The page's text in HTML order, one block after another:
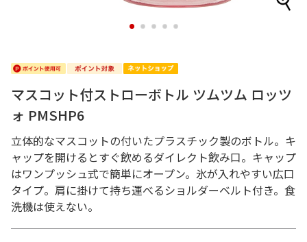
1 2 3 4 5
マスコット付ストローボトル ツムツム ロッツ
ォ PMSHP6
立体的なマスコットの付いたプラスチック製のボトル。キ
ャップを開けるとすぐ飲めるダイレクト飲み口。キャップ
はワンプッシュ式で簡単にオープン。氷が入れやすい広口
タイプ。肩に掛けて持ち運べるショルダーベルト付き。食
洗機は使えない。